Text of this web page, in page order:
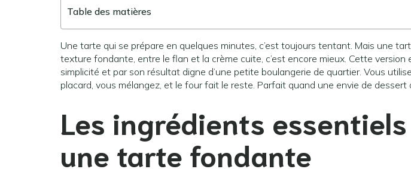
Table des matières
Une tarte qui se prépare en quelques minutes, c’est toujours tentant. Mais une
texture fondante, entre le flan et la crème cuite, c’est encore mieux. Cette version
simplicité et par son résultat digne d’une petite boulangerie de quartier. Vous
placard, vous mélangez, et le four fait le reste. Parfait quand une envie de dessert
Les ingrédients
une tarte fondante